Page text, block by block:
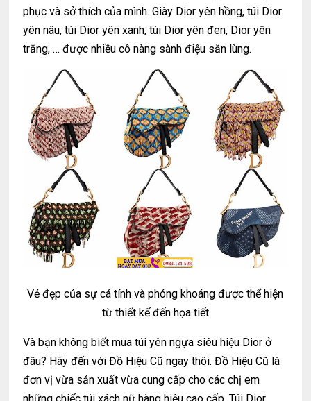
phục và sở thích của mình. Giày Dior yên hồng, túi Dior
yên nâu, túi Dior yên xanh, túi Dior yên đen, Dior yên
trắng, … được nhiều cô nàng sành điệu săn lùng.
Vẻ đẹp của sự cá tính và phóng khoáng được thể hiện
từ thiết kế đến họa tiết
Và bạn không biết mua túi yên ngựa siêu hiệu Dior ở
đâu? Hãy đến với Đồ Hiệu Cũ ngay thôi. Đồ Hiệu Cũ là
đơn vị vừa sản xuất vừa cung cấp cho các chị em
những chiếc túi xách nữ hàng hiệu cao cấp. Túi Dior